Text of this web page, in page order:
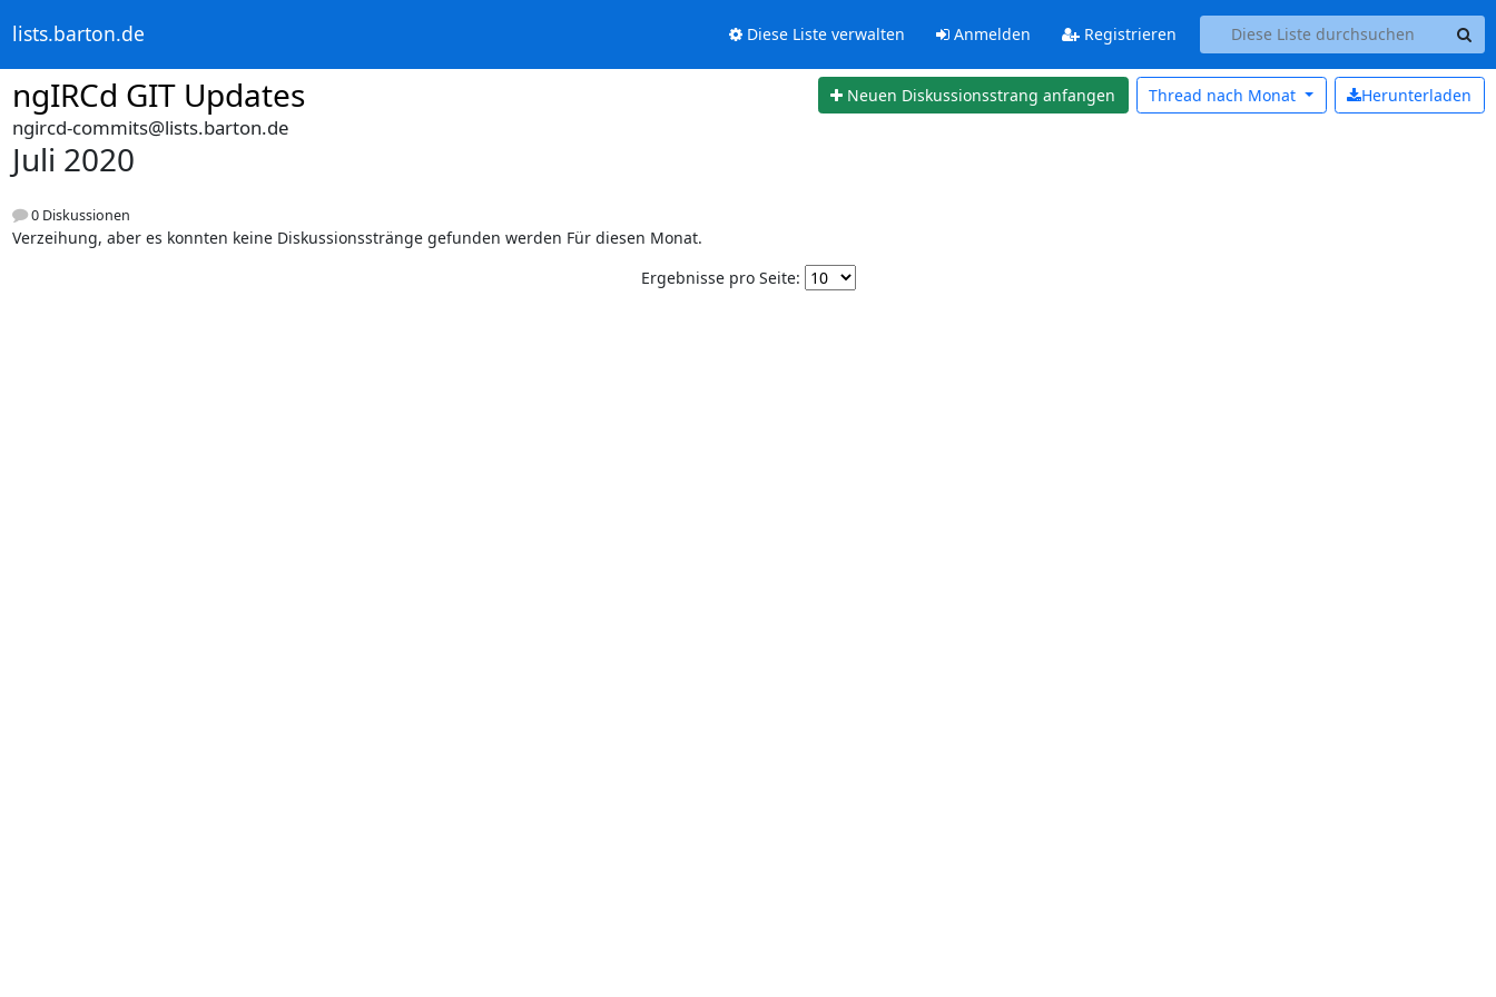
lists.barton.de Diese Liste verwalten Anmelden Registrieren
ngIRCd GIT Updates Neuen Diskussionsstrang anfangen Herunterladen
Thread nach Monat
ngircd-commits@lists.barton.de
Juli 2020
0 Diskussionen
Verzeihung, aber es konnten keine Diskussionsstränge gefunden werden Für diesen Monat.
Ergebnisse pro Seite: